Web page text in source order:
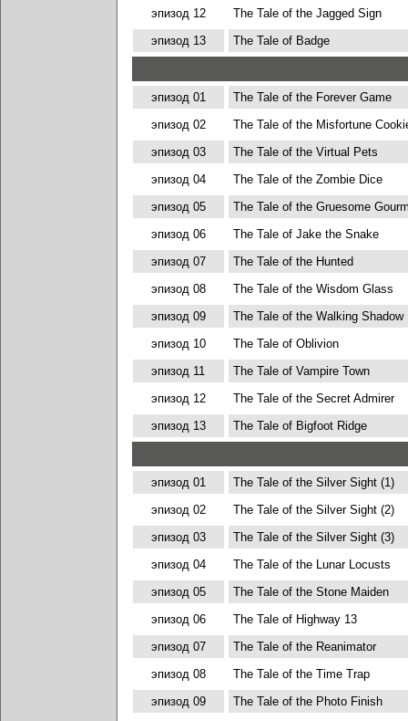
эпизод 12
The Tale of the Jagged Sign
эпизод 13
The Tale of Badge
эпизод 01
The Tale of the Forever Game
эпизод 02
The Tale of the Misfortune
эпизод 03
The Tale of the Virtual Pets
эпизод 04
The Tale of the Zombie Dice
эпизод 05
The Tale of the Gruesome
эпизод 06
The Tale of Jake the Snake
эпизод 07
The Tale of the Hunted
эпизод 08
The Tale of the Wisdom Glass
эпизод 09
The Tale of the Walking Shadow
эпизод 10
The Tale of Oblivion
эпизод 11
The Tale of Vampire Town
эпизод 12
The Tale of the Secret Admirer
эпизод 13
The Tale of Bigfoot Ridge
эпизод 01
The Tale of the Silver Sight (1)
эпизод 02
The Tale of the Silver Sight (2)
эпизод 03
The Tale of the Silver Sight (3)
эпизод 04
The Tale of the Lunar Locusts
эпизод 05
The Tale of the Stone Maiden
эпизод 06
The Tale of Highway 13
эпизод 07
The Tale of the Reanimator
эпизод 08
The Tale of the Time Trap
эпизод 09
The Tale of the Photo Finish